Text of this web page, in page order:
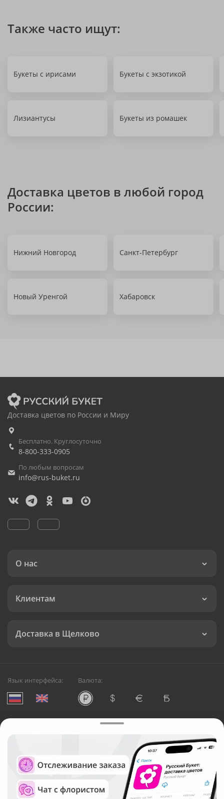
Также часто ищут:
Букеты с ирисами Букеты с экзотикой
Лизиантусы Букеты из ромашек
Доставка цветов в любой город
России:
Нижний Новгород Санкт-Петербург
Новый Уренгой Хабаровск
Доставка цветов по России и Миру
Бесплатно. Круглосуточно
8-800-333-0905
По любым вопросам
info@rus-buket.ru
О нас
Клиентам
Доставка в Щелково
Язык интерфейса: Валюта:
Служба круглосуточной доставки цветов в Щелково
Русский Букет, 2026
Общество с ограниченной ответственностью «Технология»
ОГРН: 1195476081745, ИНН: 5410081997
Юридический адрес: г. Новосибирск, ул. Ипподромская,
д.42, оф. 3